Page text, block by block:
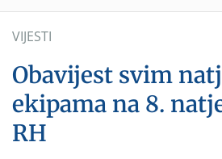
VIJESTI
Obavijest svim
ekipama na 8.
RH